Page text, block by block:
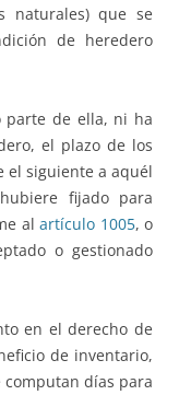
naturales) que se
de heredero
parte de ella, ni ha
el plazo de los
el siguiente a aquél
fijado para
alartículo 1005, o
o gestionado
en el derecho de
de inventario,
computan días para